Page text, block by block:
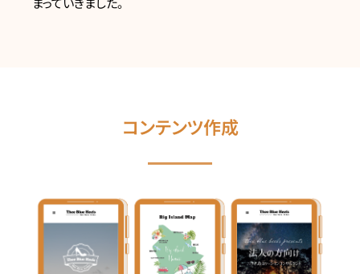
コンテンツ作成